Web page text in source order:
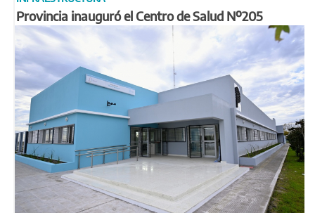
Provincia inauguró el Centro de Salud Nº205